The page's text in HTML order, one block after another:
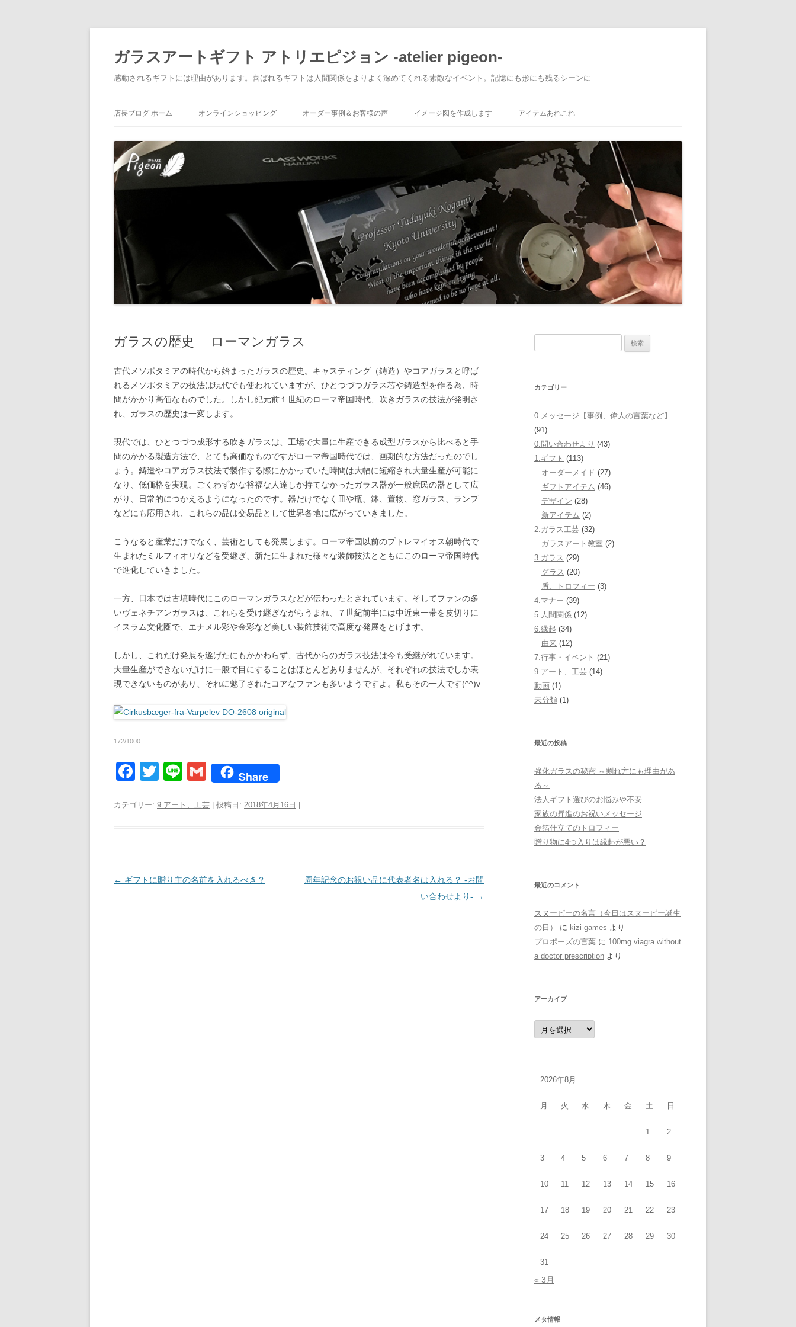
ガラスアートギフト アトリエピジョン -atelier pigeon-
感動されるギフトには理由があります。喜ばれるギフトは人間関係をよりよく深めてくれる素敵なイベント。記憶にも形にも残るシーンに
店長ブログ ホーム オンラインショッピング オーダー事例＆お客様の声 イメージ図を作成します アイテムあれこれ
ガラスの歴史 ローマンガラス
古代メソポタミアの時代から始まったガラスの歴史。キャスティング（鋳造）やコアガラスと呼ば
れるメソポタミアの技法は現代でも使われていますが、ひとつづつガラス芯や鋳造型を作る為、時
間がかかり高価なものでした。しかし紀元前１世紀のローマ帝国時代、吹きガラスの技法が発明さ
れ、ガラスの歴史は一変します。
現代では、ひとつづつ成形する吹きガラスは、工場で大量に生産できる成型ガラスから比べると手
間のかかる製造方法で、とても高価なものですがローマ帝国時代では、画期的な方法だったのでし
ょう。鋳造やコアガラス技法で製作する際にかかっていた時間は大幅に短縮され大量生産が可能に
なり、低価格を実現。ごくわずかな裕福な人達しか持てなかったガラス器が一般庶民の器として広
がり、日常的につかえるようになったのです。器だけでなく皿や瓶、鉢、置物、窓ガラス、ランプ
などにも応用され、これらの品は交易品として世界各地に広がっていきました。
こうなると産業だけでなく、芸術としても発展します。ローマ帝国以前のプトレマイオス朝時代で
生まれたミルフィオリなどを受継ぎ、新たに生まれた様々な装飾技法とともにこのローマ帝国時代
で進化していきました。
一方、日本では古墳時代にこのローマンガラスなどが伝わったとされています。そしてファンの多
いヴェネチアンガラスは、これらを受け継ぎながらうまれ、７世紀前半には中近東一帯を皮切りに
イスラム文化圏で、エナメル彩や金彩など美しい装飾技術で高度な発展をとげます。
しかし、これだけ発展を遂げたにもかかわらず、古代からのガラス技法は今も受継がれています。
大量生産ができないだけに一般で目にすることはほとんどありませんが、それぞれの技法でしか表
現できないものがあり、それに魅了されたコアなファンも多いようですよ。私もその一人です(^^)v
172/1000
F
c
o
T
tt
Li
e
G
ail
Share
カテゴリー: 9.アート、工芸 | 投稿日: 2018年4月16日
投
← ギフトに贈り主の名前を入れるべき？
周年記念のお祝い品に代表者名は入れる？ -お問
い合わせより- →
カテゴリー
0.メッセージ【事例、偉人の言葉など】
(91)
0.問い合わせより (43)
1.ギフト (113)
オーダーメイド (27)
ギフトアイテム (46)
デザイン (28)
新アイテム (2)
2.ガラス工芸 (32)
ガラスアート教室 (2)
3.ガラス (29)
グラス (20)
盾、トロフィー (3)
4.マナー (39)
5.人間関係 (12)
6.縁起 (34)
由来 (12)
7.行事・イベント (21)
9.アート、工芸 (14)
動画 (1)
未分類 (1)
最近の投稿
強化ガラスの秘密 ～割れ方にも理由があ
る～
法人ギフト選びのお悩みや不安
家族の昇進のお祝いメッセージ
金箔仕立てのトロフィー
贈り物に4つ入りは縁起が悪い？
最近のコメント
スヌーピーの名言（今日はスヌーピー誕生
の日）
に kizi games より
プロポーズの言葉 に 100mg viagra without
a doctor prescription より
アーカイブ
ア
ー
カ
2026年8月
月 火 水 木 金 土 日
1 2
3 4 5 6 7 8 9
10 11 12 13 14 15 16
17 18 19 20 21 22 23
24 25 26 27 28 29 30
31
« 3月
メタ情報